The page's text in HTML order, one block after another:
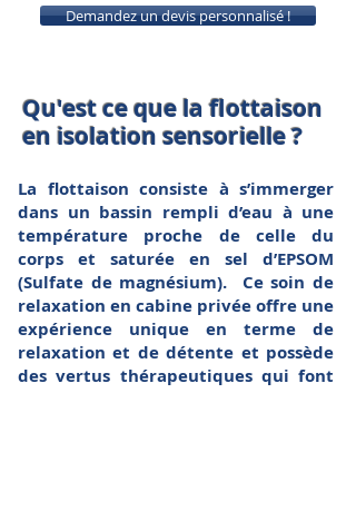
Demandez un devis personnalisé !
Qu'est ce que la flottaison
en isolation sensorielle ?
La flottaison consiste à s’immerger
dans un bassin rempli d’eau à une
température proche de celle du
corps et saturée en sel d’EPSOM
(Sulfate de magnésium). Ce soin de
relaxation en cabine privée offre une
expérience unique en terme de
relaxation et de détente et possède
des vertus thérapeutiques qui font